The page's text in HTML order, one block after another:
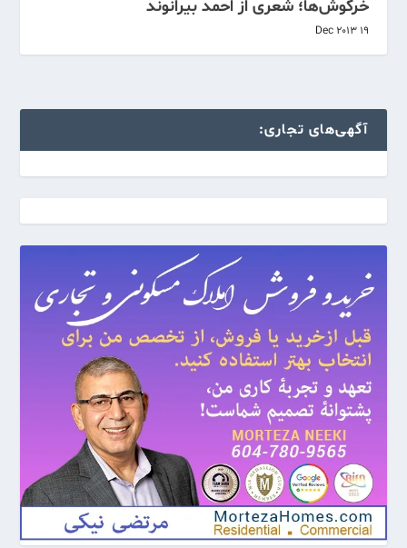
خرگوش‌ها؛ شعری از احمد بیرانوند
19 Dec 2013
آگهی‌های تجاری: